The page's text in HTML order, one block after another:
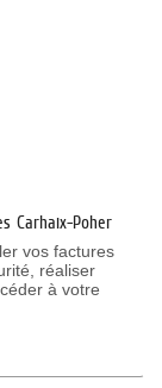
Carhaix-Poher
vos factures
réaliser
à votre